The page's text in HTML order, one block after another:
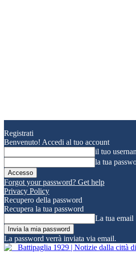
Registrati
Benvenuto! Accedi al tuo account
il tuo
la tua
Forgot your password? Get help
Privacy Policy
Recupero della password
Recupera la tua password
La tua email
La password verrà inviata via email.
Battipaglia 1929 | Notizie dalla città